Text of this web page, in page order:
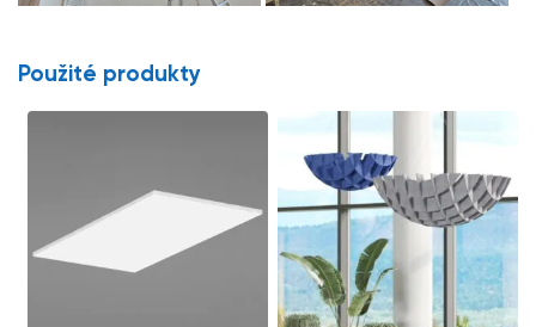
Použité produkty